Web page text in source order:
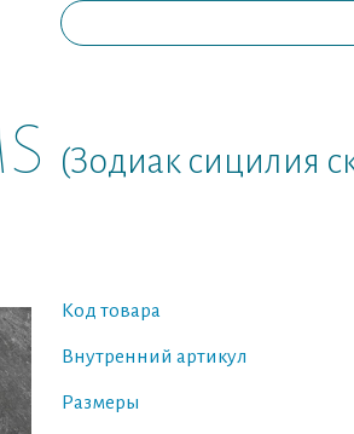
(Зодиак сицилия
Код товара
Внутренний артикул
Размеры